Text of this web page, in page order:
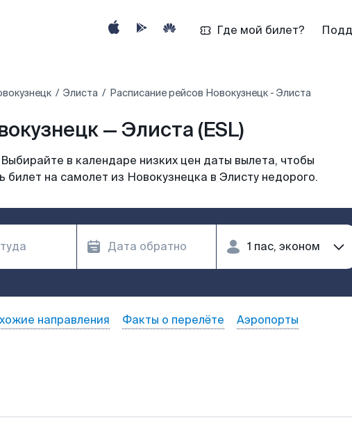
Где мой билет?
Элиста Расписание рейсов Новокузнецк - Элиста
— Элиста (ESL)
в календаре низких цен даты вылета, чтобы
билет на самолет из Новокузнецка в Элисту недорого.
направления Факты о перелёте Аэропорты